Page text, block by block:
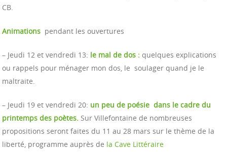
CB.
Animations pendant les ouvertures
– Jeudi 12 et vendredi 13: le mal de dos : quelques explications
ou rappels pour ménager mon dos, le soulager quand je le
maltraite.
– Jeudi 19 et vendredi 20: un peu de poésie dans le cadre du
printemps des poètes. Sur Villefontaine de nombreuses
propositions seront faites du 11 au 28 mars sur le thème de la
liberté, programme auprès de la Cave Littéraire